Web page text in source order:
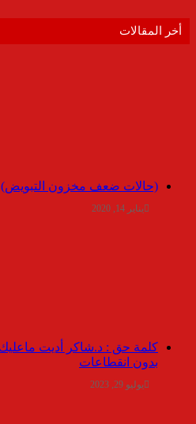
أخر المقالات
(حالات ضعف مخزون التبويض)
يناير 14, 2020
بدون انقطاعات
يوليو 29, 2023